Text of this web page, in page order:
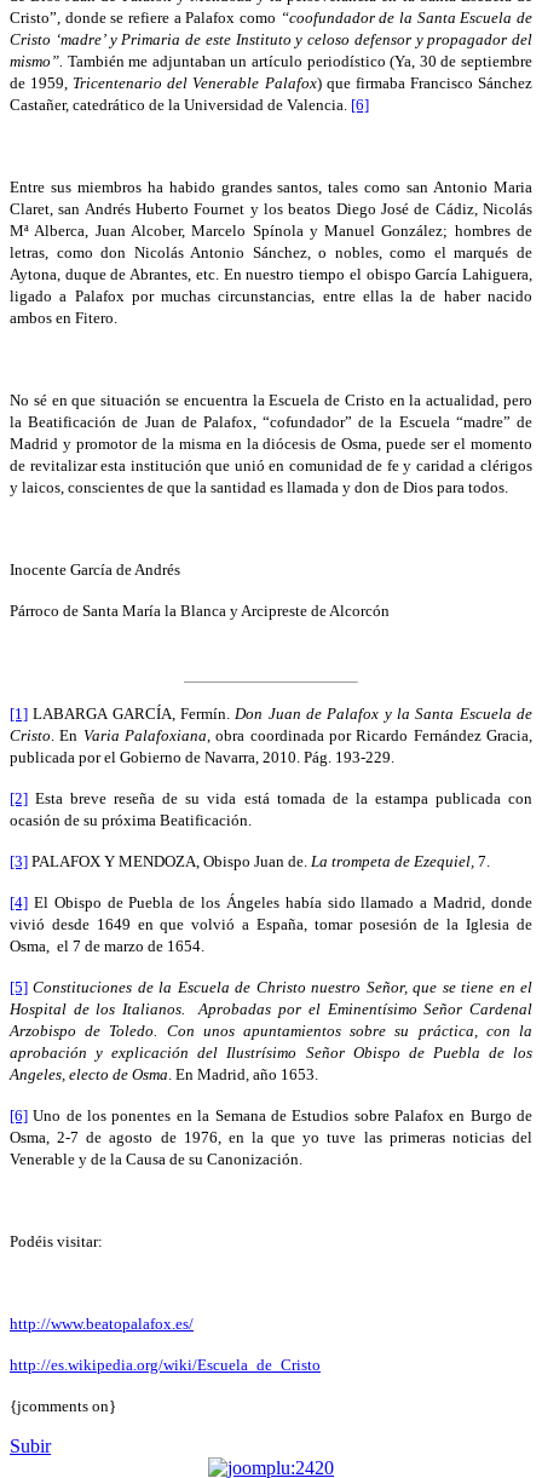
Cristo”, donde se refiere a Palafox como “coofundador de la Santa Escuela de
Cristo ‘madre’ y Primaria de este Instituto y celoso defensor y propagador del
mismo”. También me adjuntaban un artículo periodístico (Ya, 30 de septiembre
de 1959, Tricentenario del Venerable Palafox) que firmaba Francisco Sánchez
Castañer, catedrático de la Universidad de Valencia. [6]
Entre sus miembros ha habido grandes santos, tales como san Antonio Maria
Claret, san Andrés Huberto Fournet y los beatos Diego José de Cádiz, Nicolás
Mª Alberca, Juan Alcober, Marcelo Spínola y Manuel González; hombres de
letras, como don Nicolás Antonio Sánchez, o nobles, como el marqués de
Aytona, duque de Abrantes, etc. En nuestro tiempo el obispo García Lahiguera,
ligado a Palafox por muchas circunstancias, entre ellas la de haber nacido
ambos en Fitero.
No sé en que situación se encuentra la Escuela de Cristo en la actualidad, pero
la Beatificación de Juan de Palafox, “cofundador” de la Escuela “madre” de
Madrid y promotor de la misma en la diócesis de Osma, puede ser el momento
de revitalizar esta institución que unió en comunidad de fe y caridad a clérigos
y laicos, conscientes de que la santidad es llamada y don de Dios para todos.
Inocente García de Andrés
Párroco de Santa María la Blanca y Arcipreste de Alcorcón
[1] LABARGA GARCÍA, Fermín.Don Juan de Palafox y la Santa Escuela de
Cristo. En Varia Palafoxiana, obra coordinada por Ricardo Fernández Gracia,
publicada por el Gobierno de Navarra, 2010. Pág. 193-229.
[2] Esta breve reseña de su vida está tomada de la estampa publicada con
ocasión de su próxima Beatificación.
[3] PALAFOX Y MENDOZA, Obispo Juan de. La trompeta de Ezequiel, 7.
[4] El Obispo de Puebla de los Ángeles había sido llamado a Madrid, donde
vivió desde 1649 en que volvió a España, tomar posesión de la Iglesia de
Osma, el 7 de marzo de 1654.
[5] Constituciones de la Escuela de Christo nuestro Señor, que se tiene en el
Hospital de los Italianos. Aprobadas por el Eminentísimo Señor Cardenal
Arzobispo de Toledo. Con unos apuntamientos sobre su práctica, con la
aprobación y explicación del Ilustrísimo Señor Obispo de Puebla de los
Angeles, electo de Osma. En Madrid, año 1653.
[6] Uno de los ponentes en la Semana de Estudios sobre Palafox en Burgo de
Osma, 2-7 de agosto de 1976, en la que yo tuve las primeras noticias del
Venerable y de la Causa de su Canonización.
Podéis visitar:
http://www.beatopalafox.es/
http://es.wikipedia.org/wiki/Escuela_de_Cristo
{jcomments on}
Subir